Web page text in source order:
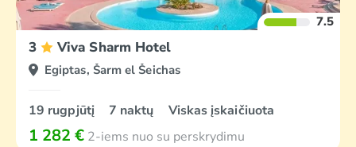
7.5
3 Viva Sharm Hotel
Egiptas, Šarm el Šeichas
19 rugpjūtį 7 naktų Viskas įskaičiuota
1 282 € 2-iems nuo su perskrydimu